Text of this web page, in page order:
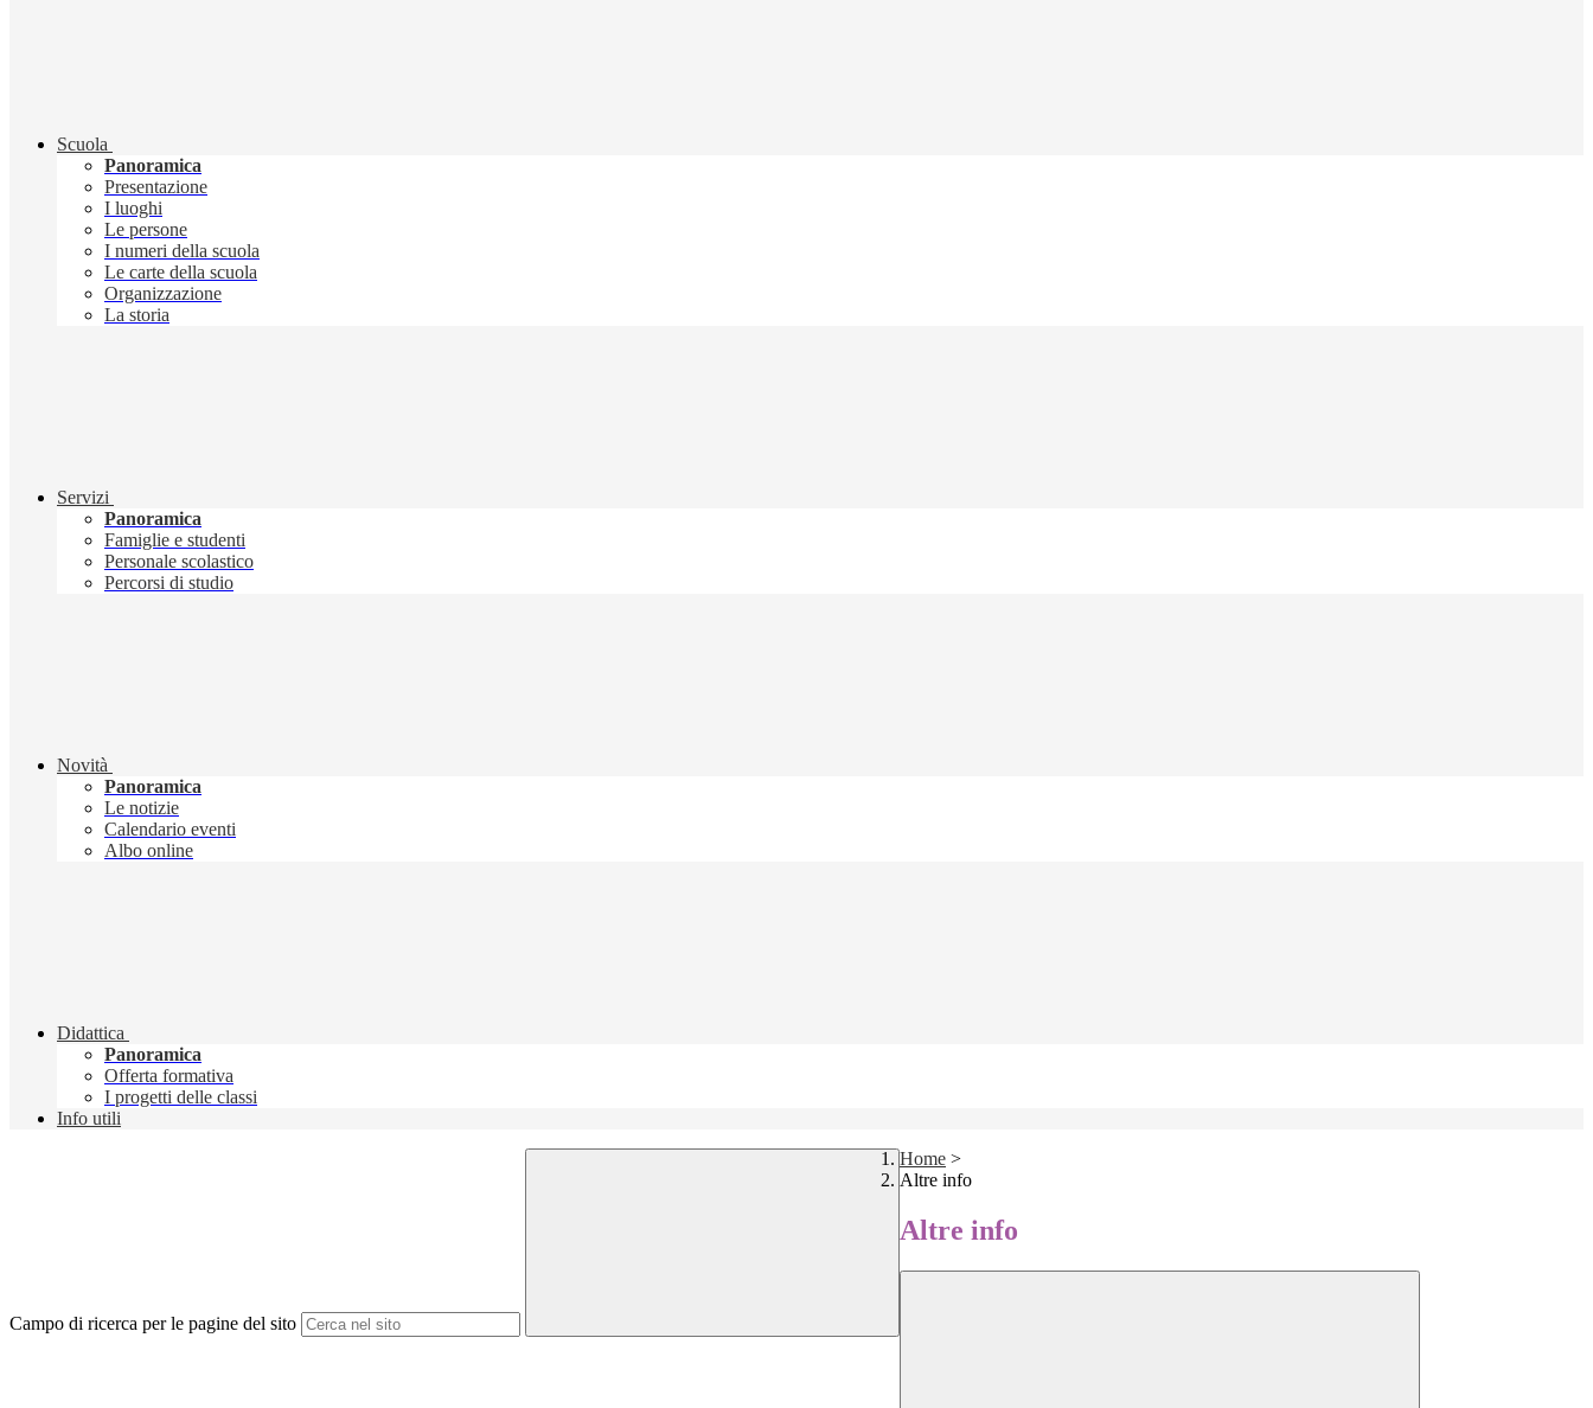
Scuola
Panoramica
Presentazione
I luoghi
Le persone
I numeri della scuola
Le carte della scuola
Organizzazione
La storia
Servizi
Panoramica
Famiglie e studenti
Personale scolastico
Percorsi di studio
Novità
Panoramica
Le notizie
Calendario eventi
Albo online
Didattica
Panoramica
Offerta formativa
I progetti delle classi
Info utili
Campo di ricerca per le pagine del sito
Home >
Altre info
Altre info